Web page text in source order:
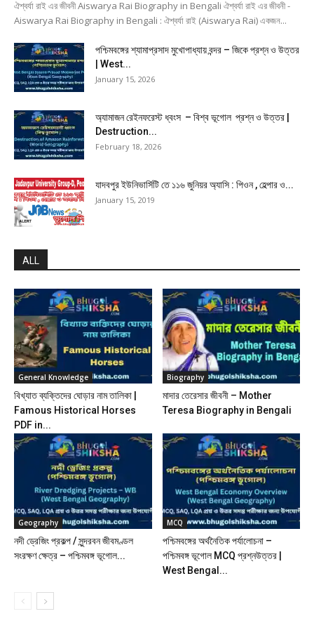
ঐশ্বর্যা রাই এর জীবনী Aiswarya Rai Biography in Bengali ঐশ্বর্যা রাই এর জীবনী -
Aiswarya Rai Biography in Bengali : ঐশ্বর্যা রাই (Aiswarya Rai) একজন...
পশ্চিমবঙ্গের শ্যামাপ্রসাদ মুখোপাধ্যায় বন্দর – জিকে প্রশ্ন ও উত্তর
| West...
January 15, 2026
অ্যামাজন রেইনফরেস্ট ধ্বংস – বিশ্ব ভূগোল প্রশ্ন ও উত্তর |
Destruction...
February 18, 2026
যাদবপুর ইউনিভার্সিটি তে ১১৬ জুনিয়র অ্যাসি : পিওন , হেল্পার ও...
January 15, 2019
ALL
General Knowledge
বিখ্যাত ব্যক্তিদের ঘোড়ার নাম তালিকা |
Famous Historical Horses
PDF in...
Biography
মাদার তেরেসার জীবনী – Mother
Teresa Biography in Bengali
Geography
নদী ড্রেজিং প্রকল্প / সুন্দরবন জীবমণ্ডল
সংরক্ষণ ক্ষেত্র – পশ্চিমবঙ্গ ভূগোল...
MCQ
পশ্চিমবঙ্গের অর্থনৈতিক পর্যালোচনা –
পশ্চিমবঙ্গ ভূগোল MCQ প্রশ্নউত্তর |
West Bengal...